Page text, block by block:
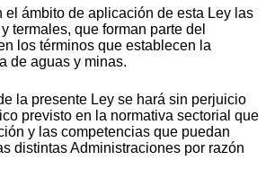
el ámbito de aplicación de esta Ley las
termales, que forman parte del
los términos que establecen la
de aguas y minas.
la presente Ley se hará sin perjuicio
previsto en la normativa sectorial que
y las competencias que puedan
distintas Administraciones por razón